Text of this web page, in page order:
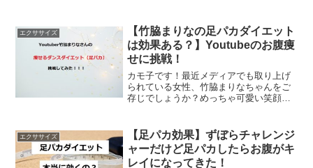
を実感しつつあります。というわけで、
今日のテーマは「チベ...
エクササイズ
【竹脇まりなの足パカダイエット
は効果ある？】Youtubeのお腹痩
せに挑戦！
カモ子です！最近メディアでも取り上げ
られている女性、竹脇まりなちゃんをご
存じでしょうか？めっちゃ可愛い笑顔で
を知り、3日前からやってみているのでレ
ポ！し...
エクササイズ
【足パカ効果】ずぼらチャレンジ
ャーだけど足パカしたらお腹がキ
レイになってきた！